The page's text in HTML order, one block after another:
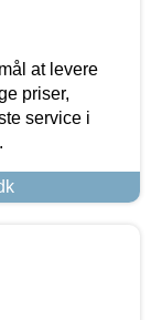
at levere
priser,
service i